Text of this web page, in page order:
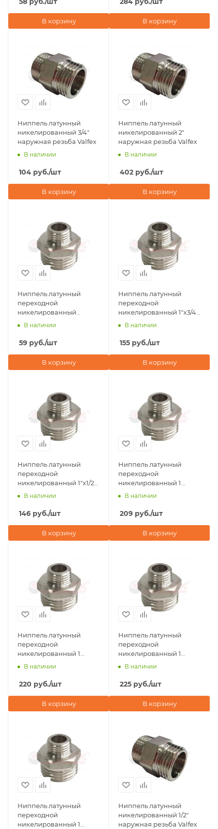
В корзину В корзину
Ниппель латунный
никелированный 3/4"
наружная резьба Valfex
В наличии
104 руб./шт
В корзину
Ниппель латунный
никелированный 2"
наружная резьба Valfex
В наличии
402 руб./шт
В корзину
Ниппель латунный
переходной
никелированный
1/2"х3/8" наружная
В наличии
59 руб./шт
В корзину
Ниппель латунный
переходной
никелированный 1"х3/4"
наружная резьба Valfex
В наличии
155 руб./шт
В корзину
Ниппель латунный
переходной
никелированный 1"х1/2"
наружная резьба Valfex
В наличии
146 руб./шт
В корзину
Ниппель латунный
переходной
никелированный 1
1/4"х3/4" наружная
В наличии
209 руб./шт
В корзину
Ниппель латунный
переходной
никелированный 1
1/4"х1/2" наружная
В наличии
220 руб./шт
В корзину
Ниппель латунный
переходной
никелированный 1
1/4"х1" наружная резьба
В наличии
225 руб./шт
В корзину
Ниппель латунный
переходной
никелированный 1
Ниппель латунный
никелированный 1/2"
наружная резьба Valfex